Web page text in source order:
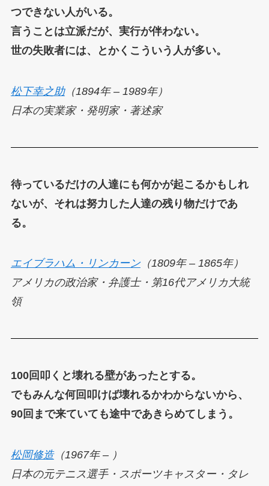
つできない人がいる。
言うことは立派だが、実行が伴わない。
世の失敗者には、とかくこういう人が多い。
松下幸之助（1894年 – 1989年）
日本の実業家・発明家・著述家
待っているだけの人達にも何かが起こるかもしれ
ないが、それは努力した人達の残り物だけであ
る。
エイブラハム・リンカーン（1809年 – 1865年）
アメリカの政治家・弁護士・第16代アメリカ大統
領
100回叩くと壊れる壁があったとする。
でもみんな何回叩けば壊れるかわからないから、
90回まで来ていても途中であきらめてしまう。
松岡修造（1967年 – ）
日本の元テニス選手・スポーツキャスター・タレ